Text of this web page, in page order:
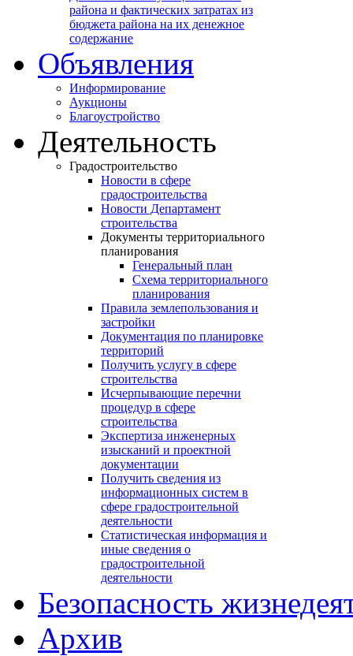
района и фактических затратах из
бюджета района на их денежное
содержание
Объявления
Информирование
Аукционы
Благоустройство
Деятельность
Градостроительство
Новости в сфере
градостроительства
Новости Департамент
строительства
Документы территориального
планирования
Генеральный план
Схема территориального
планирования
Правила землепользования и
застройки
Документация по планировке
территорий
Получить услугу в сфере
строительства
Исчерпывающие перечни
процедур в сфере
строительства
Экспертиза инженерных
изысканий и проектной
документации
Получить сведения из
информационных систем в
сфере градостроительной
деятельности
Статистическая информация и
иные сведения о
градостроительной
деятельности
Безопасность
Архив